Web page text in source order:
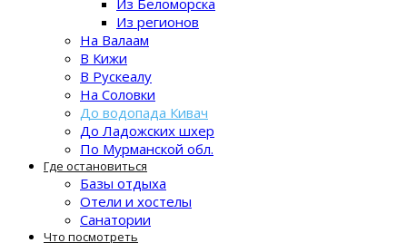
Из Беломорска
Из регионов
На Валаам
В Кижи
В Рускеалу
На Соловки
До водопада Кивач
До Ладожских шхер
По Мурманской обл.
Где остановиться
Базы отдыха
Отели и хостелы
Санатории
Что посмотреть